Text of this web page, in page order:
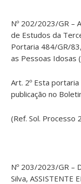
Nº 202/2023/GR –
de Estudos da
Portaria 484/GR/
as Pessoas Idosas
Art. 2º Esta
publicação no
(Ref. Sol.
Nº 203/2023/GR –
Silva, ASSISTENTE